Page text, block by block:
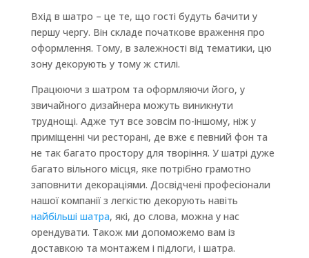
Вхід в шатро – це те, що гості будуть бачити у
першу чергу. Він складе початкове враження про
оформлення. Тому, в залежності від тематики, цю
зону декорують у тому ж стилі.
Працюючи з шатром та оформляючи його, у
звичайного дизайнера можуть виникнути
труднощі. Адже тут все зовсім по-іншому, ніж у
приміщенні чи ресторані, де вже є певний фон та
не так багато простору для творіння. У шатрі дуже
багато вільного місця, яке потрібно грамотно
заповнити декораціями. Досвідчені професіонали
нашої компанії з легкістю декорують навіть
найбільші шатра, які, до слова, можна у нас
орендувати. Також ми допоможемо вам із
доставкою та монтажем і підлоги, і шатра.